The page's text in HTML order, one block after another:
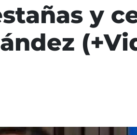
y